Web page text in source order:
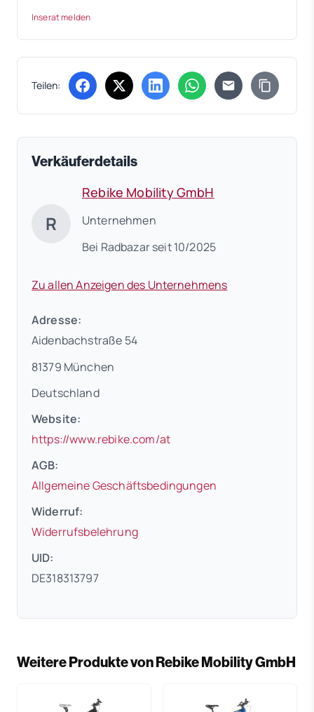
Inserat melden
Teilen: (öffnet in neuem Tab)
(öffnet in neuem Tab)
(öffnet in neuem Tab)
(öffnet in neuem Tab)
Verkäuferdetails
R
Rebike Mobility GmbH
Unternehmen
Bei Radbazar seit 10/2025
Zu allen Anzeigen des Unternehmens
Adresse:
Aidenbachstraße 54
81379 München
Deutschland
Website:
https://www.rebike.com/at(öffnet in neuem Tab)
AGB:
Allgemeine Geschäftsbedingungen(öffnet in neuem
Widerruf:
Widerrufsbelehrung(öffnet in neuem Tab)
UID:
DE318313797
Weitere Produkte von Rebike Mobility GmbH